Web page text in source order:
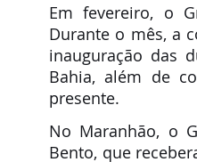
Em fevereiro, o
Durante o mês, a
inauguração das
Bahia, além de
presente.
No Maranhão, o
Bento, que